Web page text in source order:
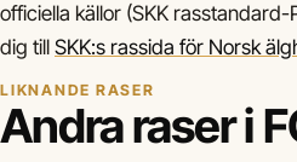
officiella källor (SKK rasstandard-
dig till SKK:s rassida för Norsk
LIKNANDE RASER
Andra raser i